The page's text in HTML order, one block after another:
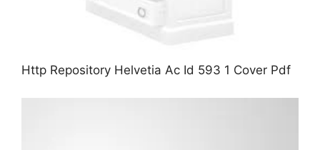
Http Repository Helvetia Ac Id 593 1 Cover Pdf